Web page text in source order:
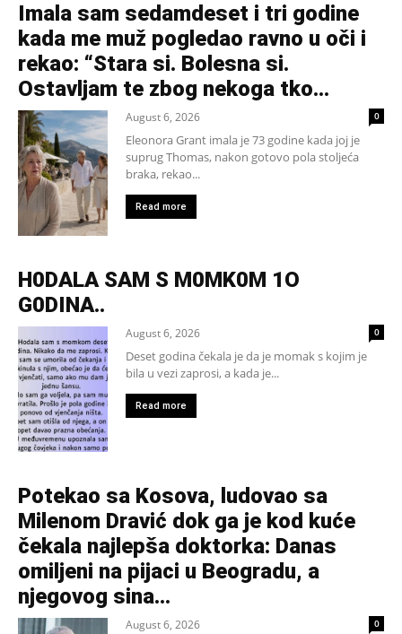
Imala sam sedamdeset i tri godine
kada me muž pogledao ravno u oči i
rekao: “Stara si. Bolesna si.
Ostavljam te zbog nekoga tko...
August 6, 2026 0
Eleonora Grant imala je 73 godine kada joj je
suprug Thomas, nakon gotovo pola stoljeća
braka, rekao...
Read more
H0DALA SAM S M0MK0M 1O
G0DINA..
August 6, 2026 0
Deset godina čekala je da je momak s kojim je
bila u vezi zaprosi, a kada je...
Read more
Potekao sa Kosova, ludovao sa
Milenom Dravić dok ga je kod kuće
čekala najlepša doktorka: Danas
omiljeni na pijaci u Beogradu, a
njegovog sina...
August 6, 2026 0